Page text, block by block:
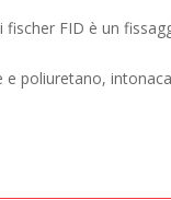
FID è un
e poliuretano,